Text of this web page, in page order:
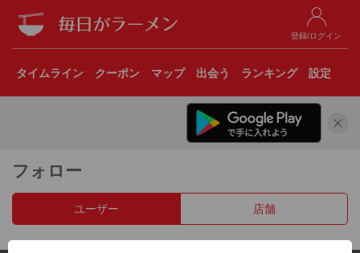
登録/ログイン
タイムライン クーポン マップ 出会う ランキング 設定
フォロー
ユーザー 店舗